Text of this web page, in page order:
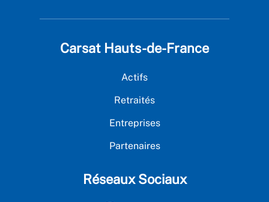
Carsat Hauts-de-France
Actifs
Retraités
Entreprises
Partenaires
Réseaux Sociaux